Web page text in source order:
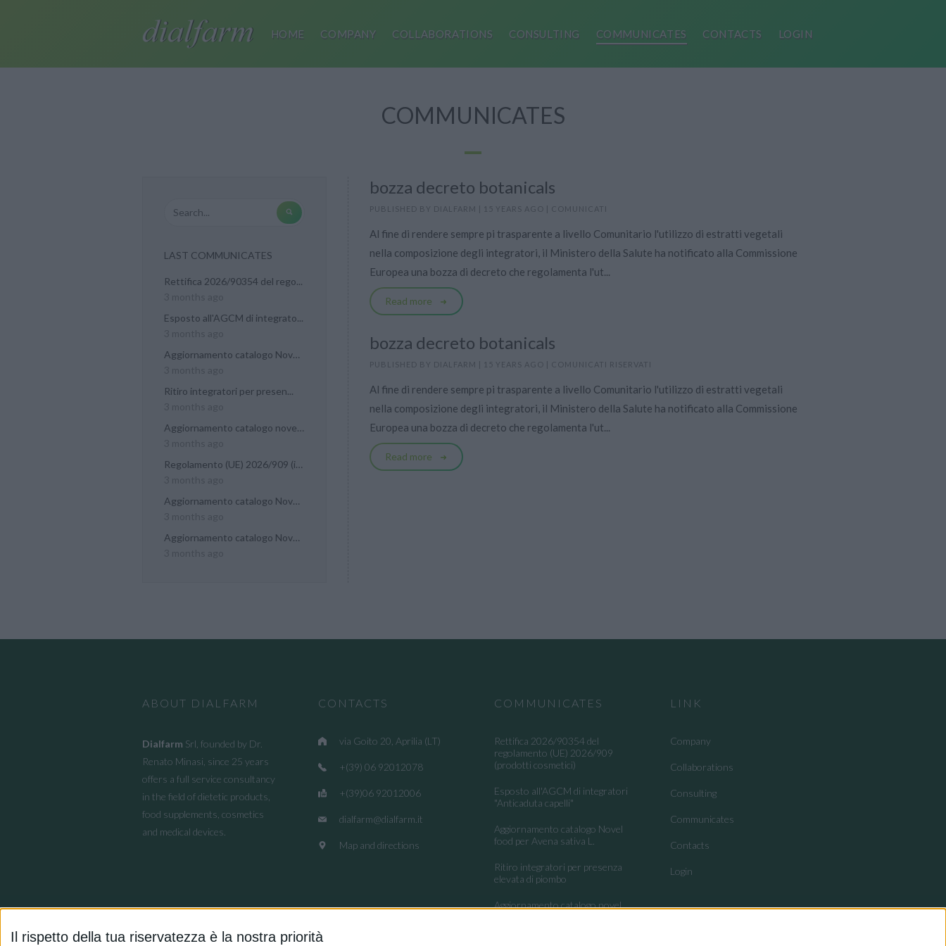
Il rispetto della tua riservatezza è la nostra priorità
HOME COMPANY COLLABORATIONS CONSULTING COMMUNICATES CONTACTS LOGIN
COMMUNICATES
LAST COMMUNICATES
Rettifica 2026/90354 del rego...
Esposto all'AGCM di integrato...
Aggiornamento catalogo Novel...
Ritiro integratori per presen...
Aggiornamento catalogo novel...
Regolamento (UE) 2026/909 (im...
Aggiornamento catalogo Novel...
Aggiornamento catalogo Novel...
bozza decreto botanicals
PUBLISHED BY DIALFARM | 15 YEARS AGO | COMUNICATI
Al fine di rendere sempre pi trasparente a livello Comunitario l'utilizzo di estratti vegetali
nella composizione degli integratori, il Ministero della Salute ha notificato alla Commissione
Europea una bozza di decreto che regolamenta l'ut...
Read more
bozza decreto botanicals
PUBLISHED BY DIALFARM | 15 YEARS AGO | COMUNICATI RISERVATI
Al fine di rendere sempre pi trasparente a livello Comunitario l'utilizzo di estratti vegetali
nella composizione degli integratori, il Ministero della Salute ha notificato alla Commissione
Europea una bozza di decreto che regolamenta l'ut...
Read more
ABOUT DIALFARM
Dialfarm Srl, founded by Dr.
Renato Minasi, since 25 years
offers a full service consultancy
in the field of dietetic products,
food supplements, cosmetics
and medical devices.
CONTACTS
via Goito 20, Aprilia (LT)
+(39) 06 92012078
+(39)06 92012006
dialfarm@dialfarm.it
Map and directions
COMMUNICATES
Rettifica 2026/90354 del
regolamento (UE) 2026/909
(prodotti cosmetici)
Esposto all'AGCM di integratori
"Anticaduta capelli"
Aggiornamento catalogo Novel
food per Avena sativa L.
Ritiro integratori per presenza
elevata di piombo
Aggiornamento catalogo novel
LINK
Company
Collaborations
Consulting
Communicates
Contacts
Login